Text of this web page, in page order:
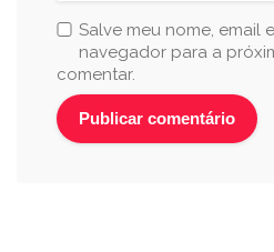
Salve meu nome, email
navegador para a
comentar.